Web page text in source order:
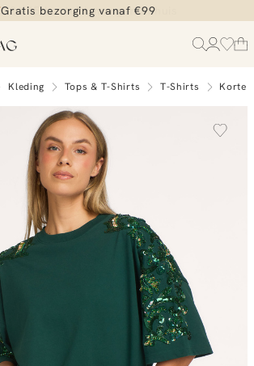
Gratis bezorging vanaf €99
Kleding Tops & T-Shirts T-Shirts Korte